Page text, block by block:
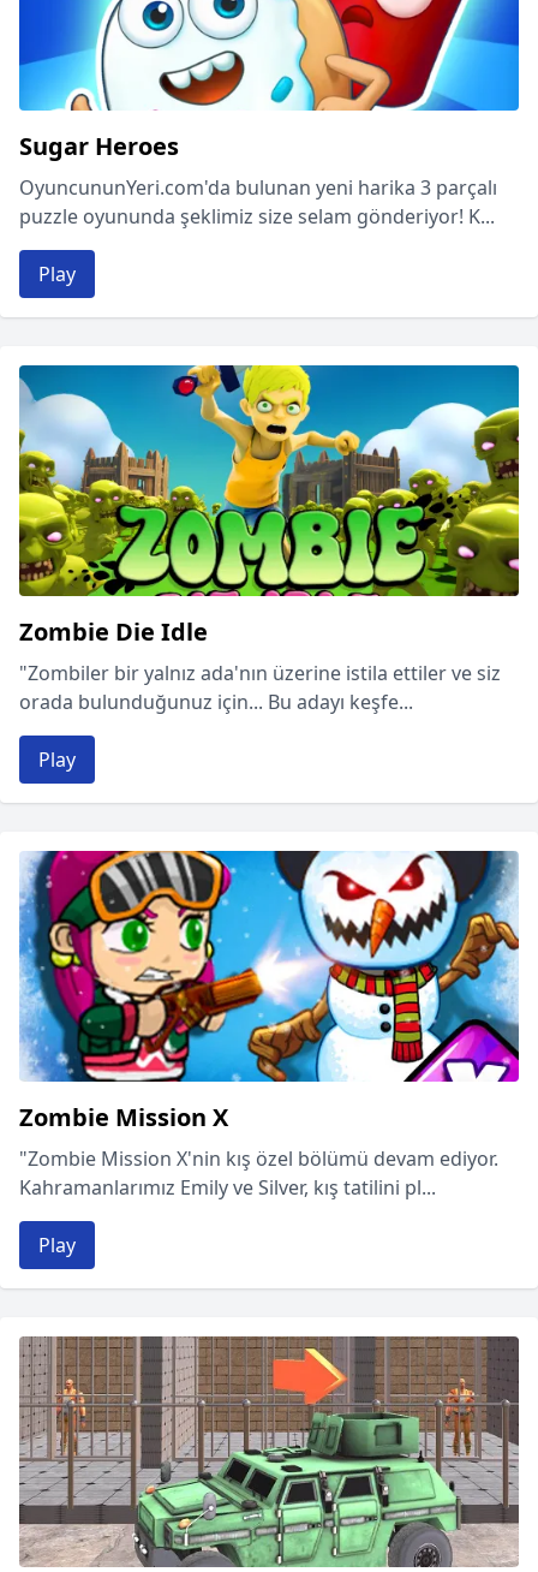
Sugar Heroes
OyuncununYeri.com'da bulunan yeni harika 3 parçalı
puzzle oyununda şeklimiz size selam gönderiyor! K...
Play
Zombie Die Idle
"Zombiler bir yalnız ada'nın üzerine istila ettiler ve siz
orada bulunduğunuz için... Bu adayı keşfe...
Play
Zombie Mission X
"Zombie Mission X'nin kış özel bölümü devam ediyor.
Kahramanlarımız Emily ve Silver, kış tatilini pl...
Play